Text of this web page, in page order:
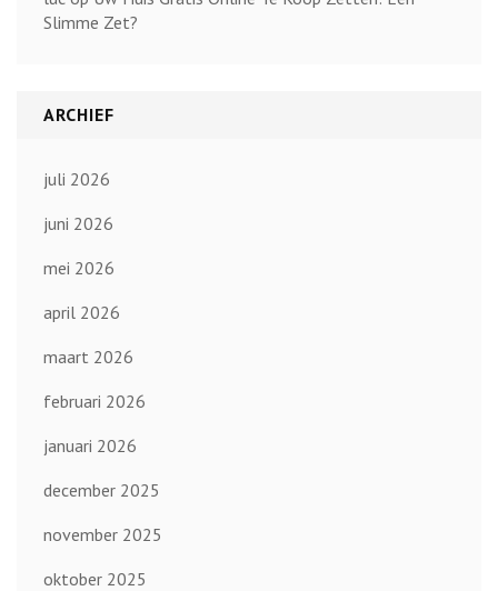
Slimme Zet?
ARCHIEF
juli 2026
juni 2026
mei 2026
april 2026
maart 2026
februari 2026
januari 2026
december 2025
november 2025
oktober 2025